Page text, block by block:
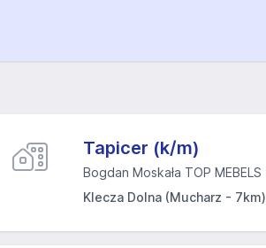
Tapicer (k/m)
Bogdan Moskała TOP MEBELS
Klecza Dolna (Mucharz - 7km)